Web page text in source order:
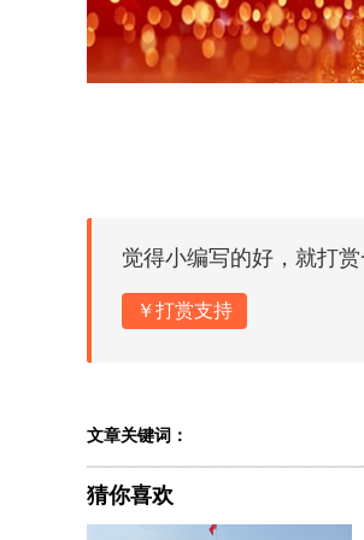
觉得小编写的好，就打
￥打赏支持
文章关键词：
猜你喜欢